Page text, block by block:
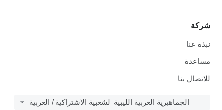
شركة
نبذة عنا
مساعدة
للاتصال بنا
الجماهيرية العربية الليبية الشعبية الاشتراكية / العربية